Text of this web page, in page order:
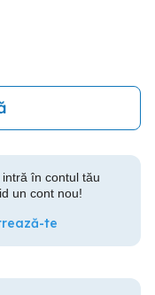
în contul tău
un cont nou!
te